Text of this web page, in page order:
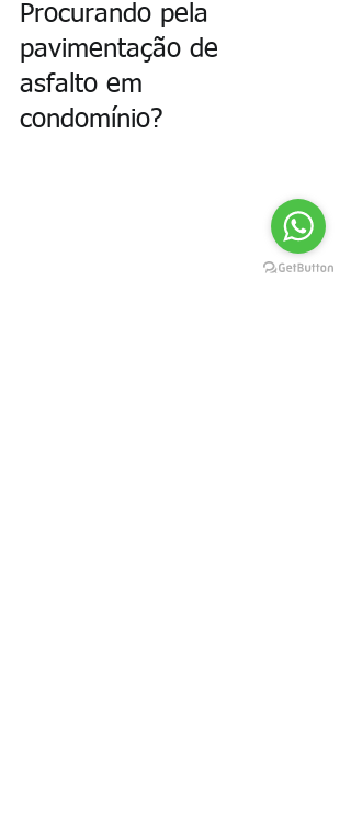
Procurando pela
pavimentação de
asfalto em
condomínio?